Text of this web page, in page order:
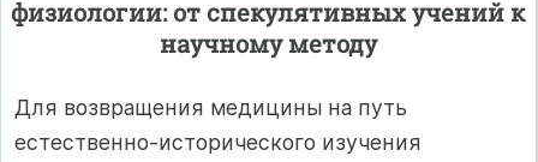
физиологии: от спекулятивных учений к
научному методу
Для возвращения медицины на путь
естественно-исторического изучения